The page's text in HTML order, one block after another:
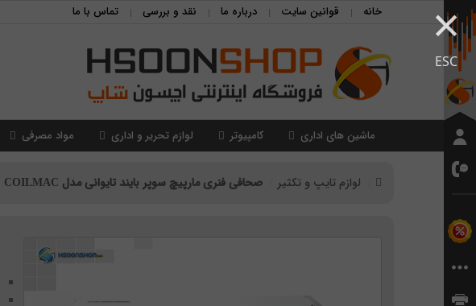
×
ESC
خانه قوانین سایت درباره ما نقد و بررسی تماس با ما
ماشین های اداری کامپیوتر لوازم تحریر و اداری مواد مصرفی
لوازم تایپ و تکثیر صحافی فنری مارپیچ سوپر بایند تایوانی مدل COILMAC